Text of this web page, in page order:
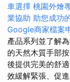
車選擇 桃園外燴
業協助 助您成功
Google商家檔案
產品系列並了解
的天然木質手部
後提供完美的舒適
效緩解緊張、促